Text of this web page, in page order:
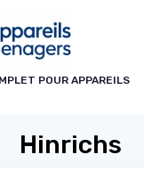
POUR APPAREILS
Hinrichs
des cookies